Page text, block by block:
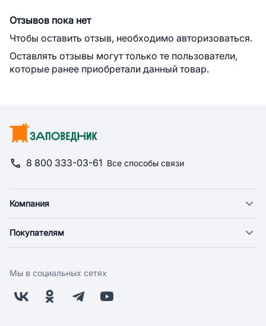
Отзывов пока нет
Чтобы оставить отзыв, необходимо авторизоваться.
Оставлять отзывы могут только те пользователи,
которые ранее приобретали данный товар.
8 800 333-03-61 Все способы связи
Компания
Новости
Поставщикам
Заводчикам
Покупателям
Оплата
Бонусная программа
Мы в социальных сетях